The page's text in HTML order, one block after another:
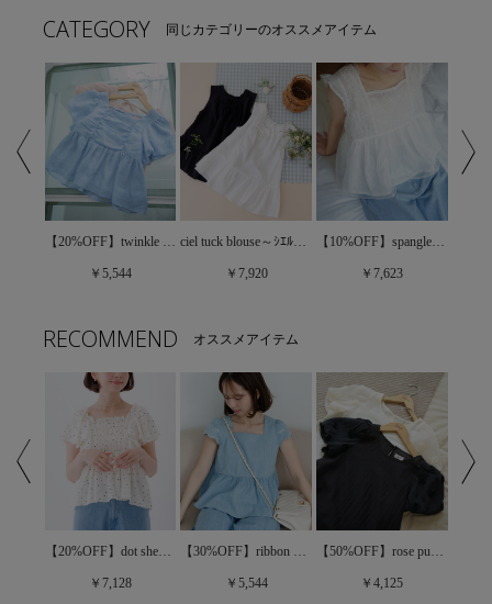
CATEGORY 同じカテゴリーのオススメアイテム
【20%OFF】twinkle gather blouse～ﾄｩｲﾝｸﾙｷﾞｬｻﾞｰﾌﾞﾗｳｽ
￥5,544
ciel tuck blouse～ｼｴﾙﾀｯｸﾌﾞﾗｳｽ
￥7,920
【10%OFF】spangle flower top～ｽﾊﾟﾝｸﾞﾙﾌﾗﾜｰﾄｯﾌﾟ
￥7,623
RECOMMEND オススメアイテム
【20%OFF】dot sheer papillon blouse～ﾄﾞｯﾄｼｱｰﾊﾟﾋﾟﾖﾝﾌﾞﾗｳｽ
￥7,128
【30%OFF】ribbon embroidery top～ﾘﾎﾞﾝｴﾝﾌﾞﾛｲﾀﾞﾘｰﾄｯﾌﾟ
￥5,544
【50%OFF】rose puff blouse～ﾛｰｽﾞﾊﾟﾌﾌﾞﾗｳｽ
￥4,125